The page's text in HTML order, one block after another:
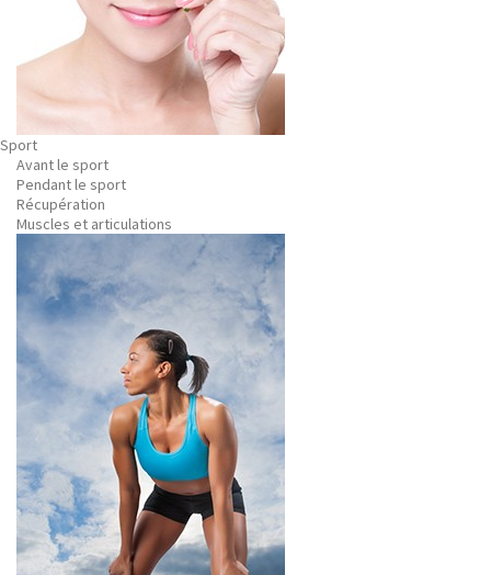
Sport
Avant le sport
Pendant le sport
Récupération
Muscles et articulations